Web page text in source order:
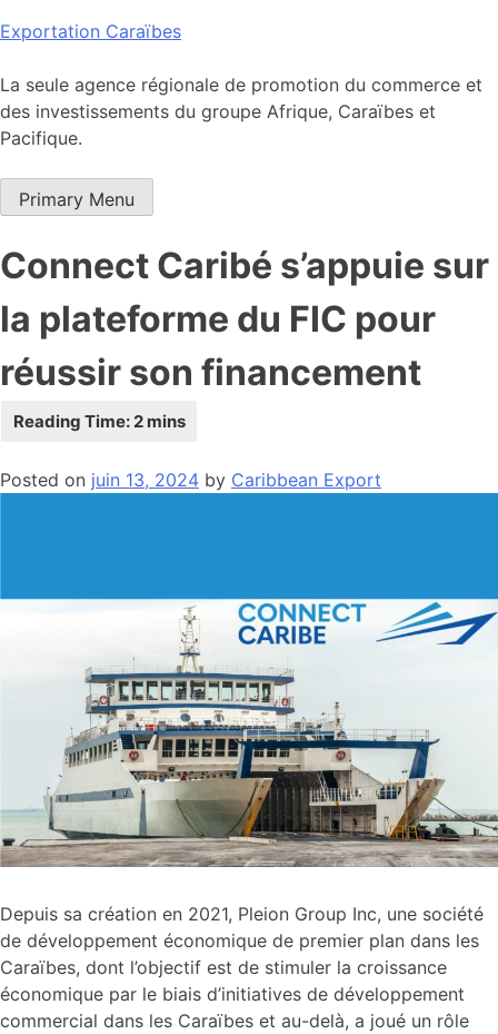
Skip
content
Exportation Caraïbes
La seule agence régionale de promotion du commerce et
des investissements du groupe Afrique, Caraïbes et
Pacifique.
Primary Menu
Connect Caribé s’appuie sur
la plateforme du FIC pour
réussir son financement
Posted on juin 13, 2024 by Caribbean Export
Depuis sa création en 2021, Pleion Group Inc, une société
de développement économique de premier plan dans les
Caraïbes, dont l’objectif est de stimuler la croissance
économique par le biais d’initiatives de développement
commercial dans les Caraïbes et au-delà, a joué un rôle